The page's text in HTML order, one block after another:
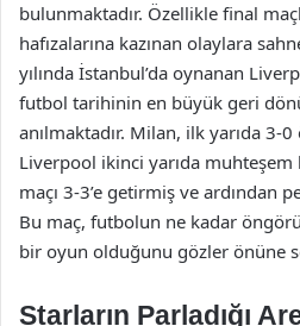
bulunmaktadır. Özellikle final
hafızalarına kazınan olaylara
yılında İstanbul’da oynanan
futbol tarihinin en büyük geri
anılmaktadır. Milan, ilk yarıda 3-
Liverpool ikinci yarıda
maçı 3-3’e getirmiş ve ardından
Bu maç, futbolun ne kadar
bir oyun olduğunu gözler önüne
Starların Parladığı